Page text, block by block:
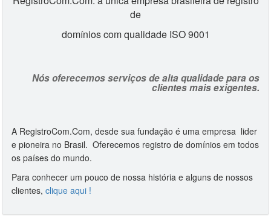
de
domínios com qualidade ISO 9001
Nós oferecemos serviços de alta qualidade para os
clientes mais exigentes.
A RegistroCom.Com, desde sua fundação é uma empresa lider
e pioneira no Brasil. Oferecemos registro de domínios em todos
os países do mundo.
Para conhecer um pouco de nossa história e alguns de nossos
clientes, clique aqui !